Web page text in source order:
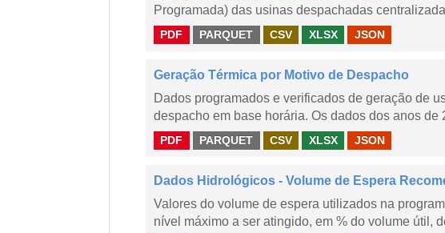
Programada) das usinas despachadas
PDF PARQUET CSV XLSX JSON
Geração Térmica por Motivo de Despacho
Dados programados e verificados de geração de
despacho em base horária. Os dados dos anos de
PDF PARQUET CSV XLSX JSON
Dados Hidrológicos - Volume de Espera
Valores do volume de espera utilizados na
nível máximo a ser atingido, em % do volume útil,